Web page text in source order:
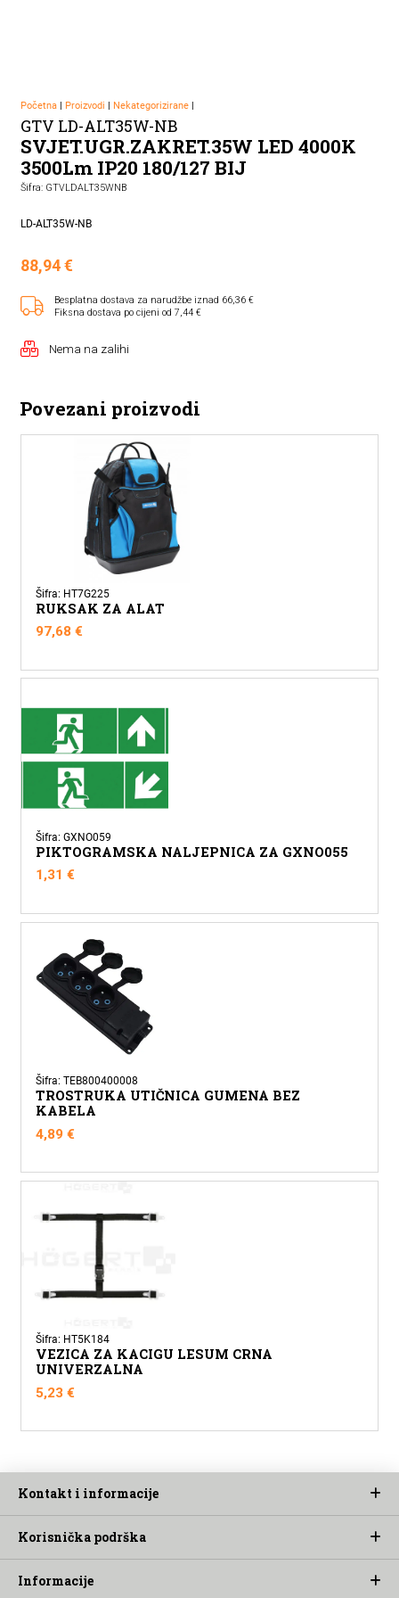
Početna| Proizvodi | Nekategorizirane|
GTV LD-ALT35W-NB
SVJET.UGR.ZAKRET.35W LED 4000K
3500Lm IP20 180/127 BIJ
Šifra: GTVLDALT35WNB
LD-ALT35W-NB
88,94€
Besplatna dostava za narudžbe iznad 66,36 €
Fiksna dostava po cijeni od 7,44 €
Nema na zalihi
Povezani proizvodi
Šifra: HT7G225
RUKSAK ZA ALAT
97,68€
Šifra: GXNO059
PIKTOGRAMSKA NALJEPNICA ZA GXNO055
1,31€
Šifra: TEB800400008
TROSTRUKA UTIČNICA GUMENA BEZ
KABELA
4,89€
Šifra: HT5K184
VEZICA ZA KACIGU LESUM CRNA
UNIVERZALNA
5,23€
Kontakt i informacije
Korisnička podrška
Informacije